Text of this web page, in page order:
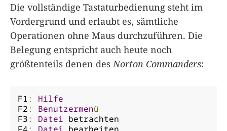
Die vollständige Tastaturbedienung steht im
Vordergrund und erlaubt es, sämtliche
Operationen ohne Maus durchzuführen. Die
Belegung entspricht auch heute noch
größtenteils denen des Norton Commanders:
F1:
Hilfe
F2: Benutzermenü
F3: Datei betrachten
F4: Datei bearbeiten